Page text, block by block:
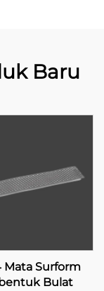
Baru
Mata Surform
Bulat